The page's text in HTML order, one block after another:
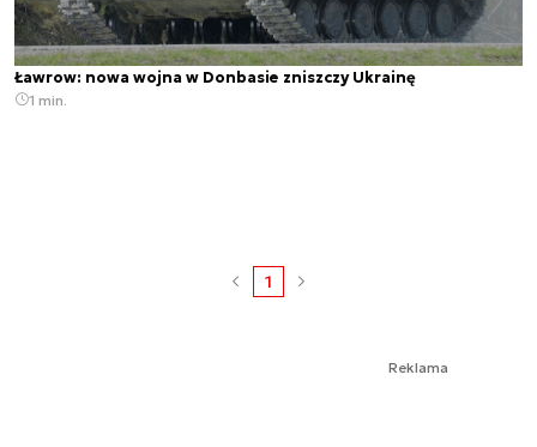
Ławrow: nowa wojna w Donbasie zniszczy Ukrainę
1 min.
1
Reklama